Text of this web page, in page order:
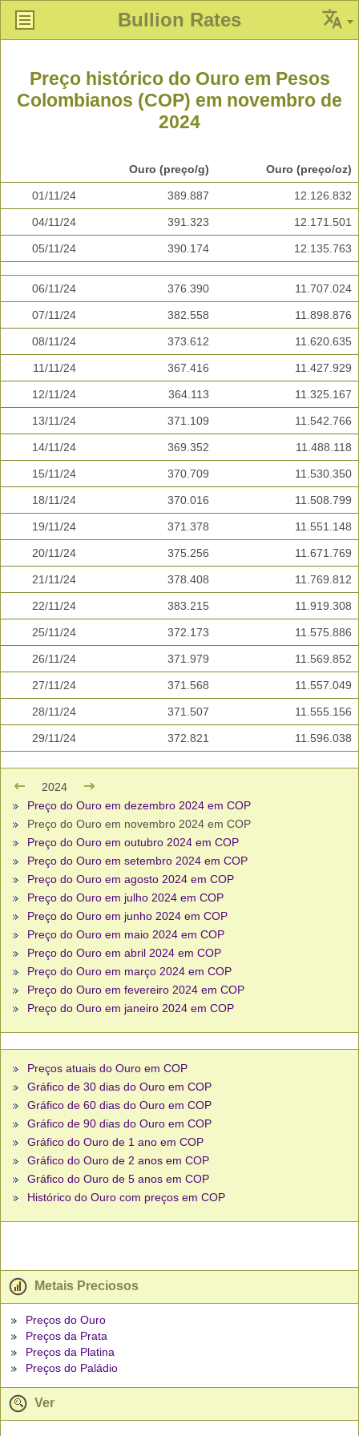
Bullion Rates
Preço histórico do Ouro em Pesos
Colombianos (COP) em novembro de
2024
Ouro (preço/g) Ouro (preço/oz)
01/11/24 389.887 12.126.832
04/11/24 391.323 12.171.501
05/11/24 390.174 12.135.763
06/11/24 376.390 11.707.024
07/11/24 382.558 11.898.876
08/11/24 373.612 11.620.635
11/11/24 367.416 11.427.929
12/11/24 364.113 11.325.167
13/11/24 371.109 11.542.766
14/11/24 369.352 11.488.118
15/11/24 370.709 11.530.350
18/11/24 370.016 11.508.799
19/11/24 371.378 11.551.148
20/11/24 375.256 11.671.769
21/11/24 378.408 11.769.812
22/11/24 383.215 11.919.308
25/11/24 372.173 11.575.886
26/11/24 371.979 11.569.852
27/11/24 371.568 11.557.049
28/11/24 371.507 11.555.156
29/11/24 372.821 11.596.038
2024
Preço do Ouro em dezembro 2024 em COP
Preço do Ouro em novembro 2024 em COP
Preço do Ouro em outubro 2024 em COP
Preço do Ouro em setembro 2024 em COP
Preço do Ouro em agosto 2024 em COP
Preço do Ouro em julho 2024 em COP
Preço do Ouro em junho 2024 em COP
Preço do Ouro em maio 2024 em COP
Preço do Ouro em abril 2024 em COP
Preço do Ouro em março 2024 em COP
Preço do Ouro em fevereiro 2024 em COP
Preço do Ouro em janeiro 2024 em COP
Preços atuais do Ouro em COP
Gráfico de 30 dias do Ouro em COP
Gráfico de 60 dias do Ouro em COP
Gráfico de 90 dias do Ouro em COP
Gráfico do Ouro de 1 ano em COP
Gráfico do Ouro de 2 anos em COP
Gráfico do Ouro de 5 anos em COP
Histórico do Ouro com preços em COP
Metais Preciosos
Preços do Ouro
Preços da Prata
Preços da Platina
Preços do Paládio
Ver